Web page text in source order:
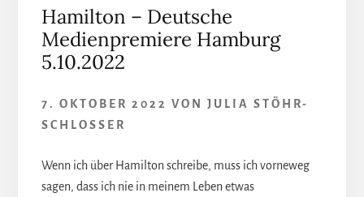
Hamilton – Deutsche
Medienpremiere Hamburg
5.10.2022
7. OKTOBER 2022 VON JULIA STÖHR-
SCHLOSSER
Wenn ich über Hamilton schreibe, muss ich vorneweg
sagen, dass ich nie in meinem Leben etwas